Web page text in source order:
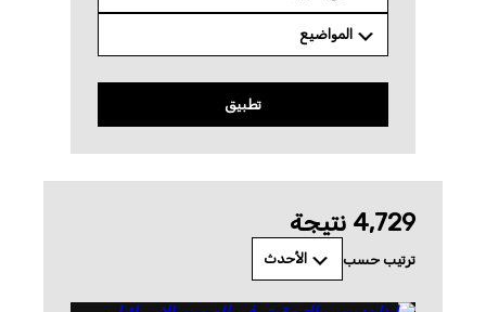
المواضيع
تطبيق
‫‫4٬729 نتيجة
ترتيب حسب الأحدث